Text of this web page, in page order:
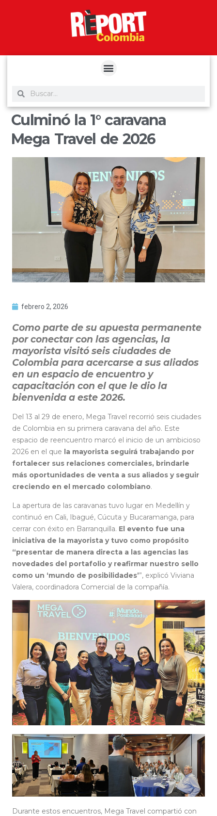
Culminó la 1° caravana
Mega Travel de 2026
febrero 2, 2026
Como parte de su apuesta permanente
por conectar con las agencias, la
mayorista visitó seis ciudades de
Colombia para acercarse a sus aliados
en un espacio de encuentro y
capacitación con el que le dio la
bienvenida a este 2026.
Del 13 al 29 de enero, Mega Travel recorrió seis ciudades
de Colombia en su primera caravana del año. Este
espacio de reencuentro marcó el inicio de un ambicioso
2026 en el que la mayorista seguirá trabajando por
fortalecer sus relaciones comerciales, brindarle
más oportunidades de venta a sus aliados y seguir
creciendo en el mercado colombiano.
La apertura de las caravanas tuvo lugar en Medellín y
continuó en Cali, Ibagué, Cúcuta y Bucaramanga, para
cerrar con éxito en Barranquilla. El evento fue una
iniciativa de la mayorista y tuvo como propósito
“presentar de manera directa a las agencias las
novedades del portafolio y reafirmar nuestro sello
como un ‘mundo de posibilidades’”, explicó Viviana
Valera, coordinadora Comercial de la compañía.
Durante estos encuentros, Mega Travel compartió con